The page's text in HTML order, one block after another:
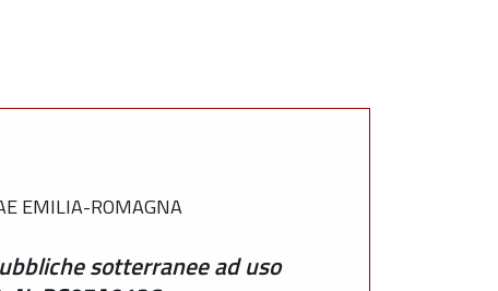
EMILIA-ROMAGNA
sotterranee ad uso